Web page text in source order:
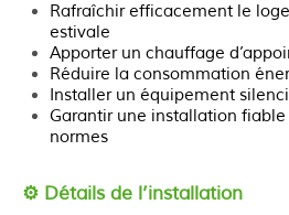
Rafraîchir efficacement le logement en période
estivale
Apporter un chauffage
Réduire la consommation
Installer un équipement
Garantir une installation fiable et conforme aux
normes
⚙️ Détails de l’installation